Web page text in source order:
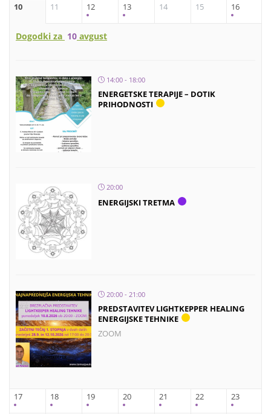
10 11 12 13 14 15 16
Dogodki za 10 avgust
14:00 - 18:00
ENERGETSKE TERAPIJE – DOTIK
PRIHODNOSTI
20:00
ENERGIJSKI TRETMA
20:00 - 21:00
PREDSTAVITEV LIGHTKEPPER HEALING
ENERGIJSKE TEHNIKE
ZOOM
17 18 19 20 21 22 23